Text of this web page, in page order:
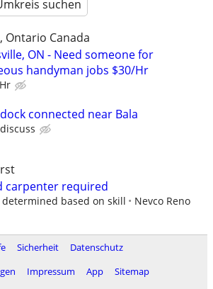
suchen
Ontario Canada
ON - Need someone for
handyman jobs $30/Hr
connected near Bala
carpenter required
determined based on skill Nevco Reno
Sicherheit
Datenschutz
Impressum App
Sitemap